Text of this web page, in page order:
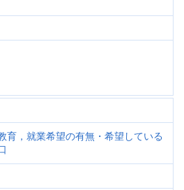
育，就業希望の有無・希望している